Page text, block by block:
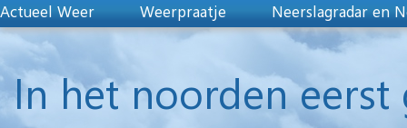
Actueel Weer Weerpraatje Neerslagradar en
In het noorden